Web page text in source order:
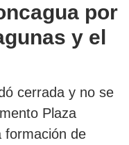
por
y el
cerrada y no se
Plaza
formación de